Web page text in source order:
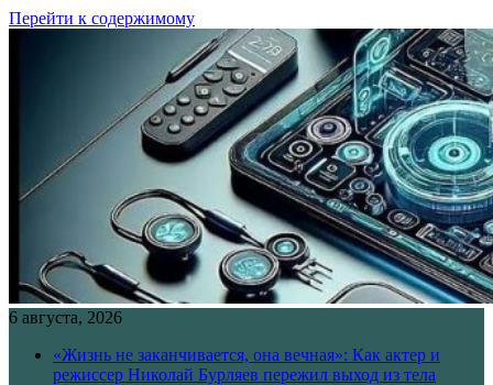
Перейти к содержимому
6 августа, 2026
«Жизнь не заканчивается, она вечная»: Как актер и
режиссер Николай Бурляев пережил выход из тела